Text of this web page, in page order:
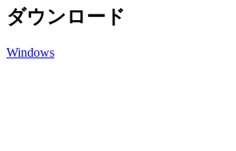
ダウンロード
Windows